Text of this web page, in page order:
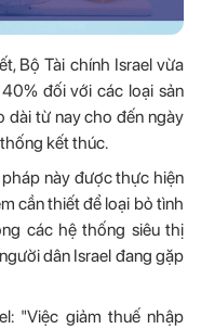
Bộ Tài chính Israel vừa
đối với các loại sản
dài từ nay cho đến ngày
kết thúc.
này được thực hiện
cần thiết để loại bỏ tình
các hệ thống siêu thị
dân Israel đang gặp
"Việc giảm thuế nhập